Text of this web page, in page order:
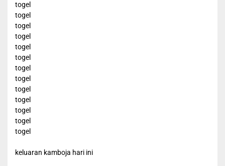
togel
togel
togel
togel
togel
togel
togel
togel
togel
togel
togel
togel
togel
keluaran kamboja hari ini